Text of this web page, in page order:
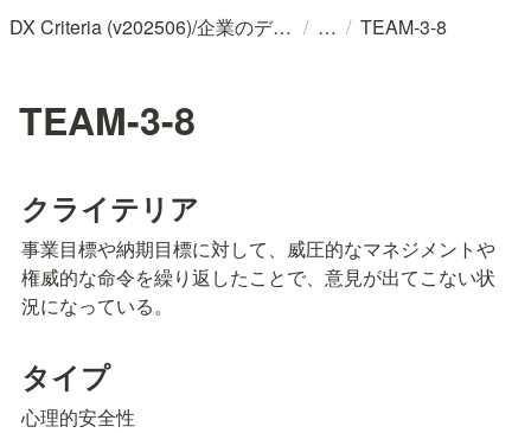
DX Criteria (v202506)/企業のデジタル化とソフトウェア活用のためのガイドライン / / TEAM-3-8
TEAM-3-8
クライテリア
事業目標や納期目標に対して、威圧的なマネジメントや
権威的な命令を繰り返したことで、意見が出てこない状
況になっている。
タイプ
心理的安全性